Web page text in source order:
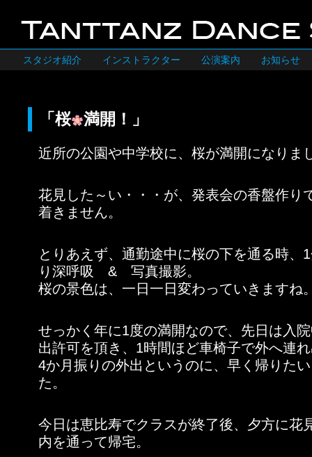
スタジオ紹介 インストラクター 公演案内 お知らせ
「桜 満開！」
近所の公園や中学校に、桜が満開になりま
花見した～い・・・が、発表会の香盤作り
着きません。
とりあえず、通勤途中に桜の下を通る時、
り深呼吸 & 写真撮影。
桜の景色は、一日一日変わっていきますね
せっかく年に1度の満開なので、先日は入
出許可を頂き、1時間ほど車椅子で外へ連
4か月振りの外出というのに、早く帰りた
た。
今日は恵比寿でクラスが終了後、夕方に花
内を通って帰宅。